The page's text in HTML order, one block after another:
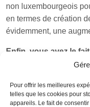
Pour offrir les meilleures
telles que les cookies pour
appareils. Le fait de
non luxembourgeois
en termes de création
évidemment, une
Enfin, vous avez le
terrains
toute proposition de
Aucune